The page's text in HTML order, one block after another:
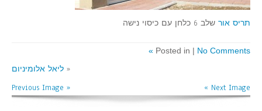
תריס אור שלב 6 כלחן עם כיסוי נישה
Posted in | No Comments »
« ליאל אלומיניום
« Previous Image
Next Image »